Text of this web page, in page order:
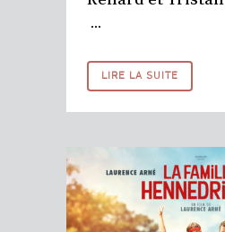
...
LIRE LA SUITE